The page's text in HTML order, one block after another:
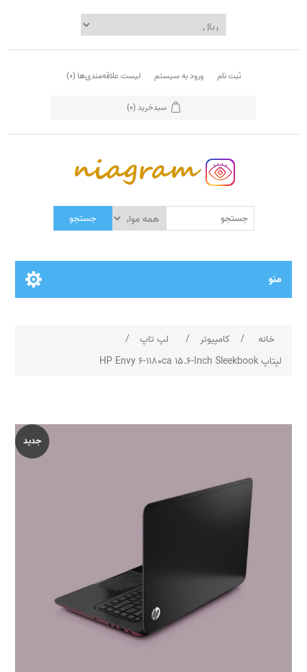
ثبت نام ورود به سیستم لیست علاقه‌مندی‌ها (0)
سبدخرید(0)
جستجو
منو
خانه / کامپیوتر / لپ تاپ
/
لپتاپ HP Envy 6-1180ca 15.6-Inch Sleekbook
جدید